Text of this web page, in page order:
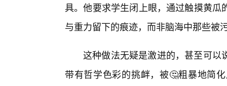
具。他要求学生闭上眼，通过触摸黄
与重力留下的痕迹，而非脑海中那些被
这种做法无疑是激进的，甚至可以
带有哲学色彩的挑衅，被🤔粗暴地简